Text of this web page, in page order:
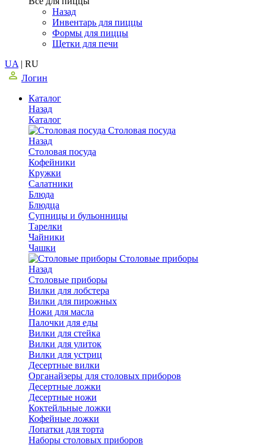
Назад
Инвентарь для пиццы
Формы для пиццы
Щетки для печи
UA | RU
Логин
Каталог
Назад
Каталог
Столовая посуда
Назад
Столовая посуда
Кофейники
Кружки
Салатники
Блюда
Блюдца
Супницы и бульонницы
Тарелки
Чайники
Чашки
Cтоловые приборы
Назад
Cтоловые приборы
Вилки для лобстера
Вилки для пирожных
Ножи для масла
Палочки для еды
Вилки для стейка
Вилки для улиток
Вилки для устриц
Десертные вилки
Органайзеры для столовых приборов
Десертные ложки
Десертные ножи
Коктейльные ложки
Кофейные ложки
Лопатки для торта
Наборы столовых приборов